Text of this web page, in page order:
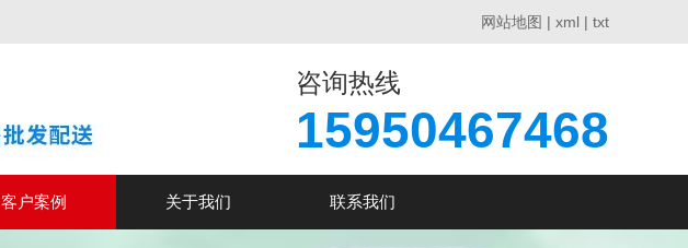
网站地图 | xml | txt
咨询热线
15950467468
客户案例 关于我们 联系我们